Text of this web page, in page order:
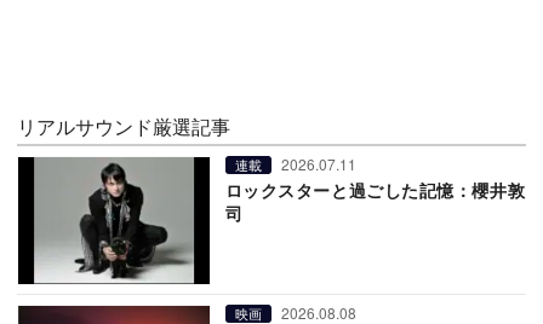
リアルサウンド厳選記事
連載 2026.07.11
ロックスターと過ごした記憶：櫻井敦
司
映画 2026.08.08